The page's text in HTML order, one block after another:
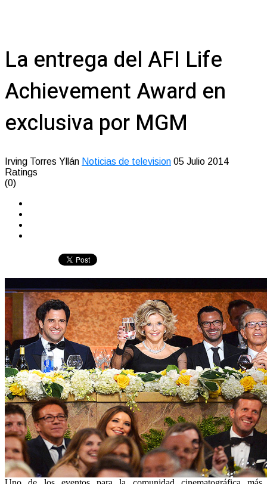
La entrega del AFI Life
Achievement Award en
exclusiva por MGM
Irving Torres Yllán Noticias de television 05 Julio 2014
Ratings
(0)